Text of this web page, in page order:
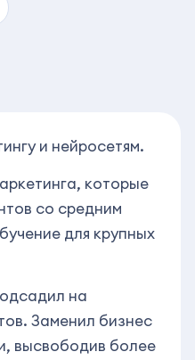
и нейросетям.
которые
со средним
для крупных
на
Заменил бизнес
высвободив более